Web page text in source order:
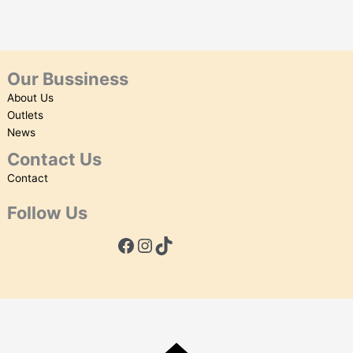
Our Bussiness
About Us
Outlets
News
Contact Us
Contact
Follow Us